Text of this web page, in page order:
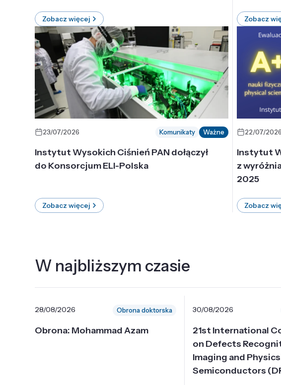
Zobacz więcej Zobacz
23/07/2026 Komunikaty Ważne
Instytut Wysokich Ciśnień PAN dołączył
do Konsorcjum ELI-Polska
Zobacz więcej
22/07/2026
Instytut
z
2025
Zobacz
W najbliższym czasie
28/08/2026 Obrona doktorska
Obrona: Mohammad Azam
30/08/2026
21st International
on Defects
Imaging and
Semiconductors